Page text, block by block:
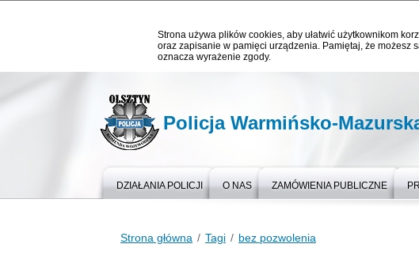
Strona używa plików cookies, aby ułatwić użytkownikom
oraz zapisanie w pamięci urządzenia. Pamiętaj, że
oznacza wyrażenie zgody.
Policja Warmińsko-
DZIAŁANIA POLICJI O NAS ZAMÓWIENIA PUBLICZNE
Strona główna Tagi bez pozwolenia